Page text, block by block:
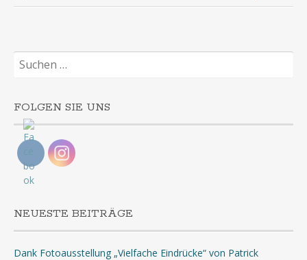
Suchen
nach:
FOLGEN SIE UNS
NEUESTE BEITRÄGE
Dank Fotoausstellung „Vielfache Eindrücke“ von Patrick